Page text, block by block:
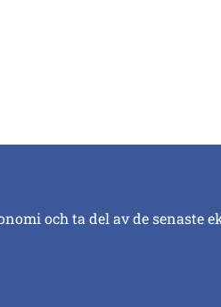
och ta del av de senaste